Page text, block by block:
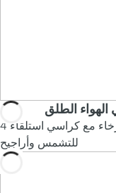
الطلق
4 حمامات سباحة وجاكوزي ومناطق استرخاء مع كراسي استلقاء
للتشمس وأراجيح